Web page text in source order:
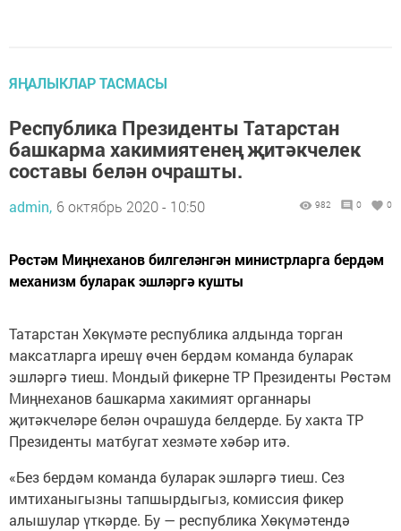
ЯҢАЛЫКЛАР ТАСМАСЫ
Республика Президенты Татарстан
башкарма хакимиятенең җитәкчелек
составы белән очрашты.
admin, 6 октябрь 2020 - 10:50 982 0 0
Рөстәм Миңнеханов билгеләнгән министрларга бердәм
механизм буларак эшләргә кушты
Татарстан Хөкүмәте республика алдында торган
максатларга ирешү өчен бердәм команда буларак
эшләргә тиеш. Мондый фикерне ТР Президенты Рөстәм
Миңнеханов башкарма хакимият органнары
җитәкчеләре белән очрашуда белдерде. Бу хакта ТР
Президенты матбугат хезмәте хәбәр итә.
«Без бердәм команда буларак эшләргә тиеш. Сез
имтиханыгызны тапшырдыгыз, комиссия фикер
алышулар үткәрде. Бу — республика Хөкүмәтендә